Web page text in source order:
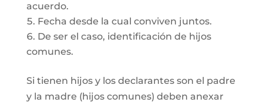
acuerdo.
Fecha desde la cual conviven juntos.
De ser el caso, identificación de hijos
comunes.
Si tienen hijos y los declarantes son el padre
y la madre (hijos comunes) deben anexar